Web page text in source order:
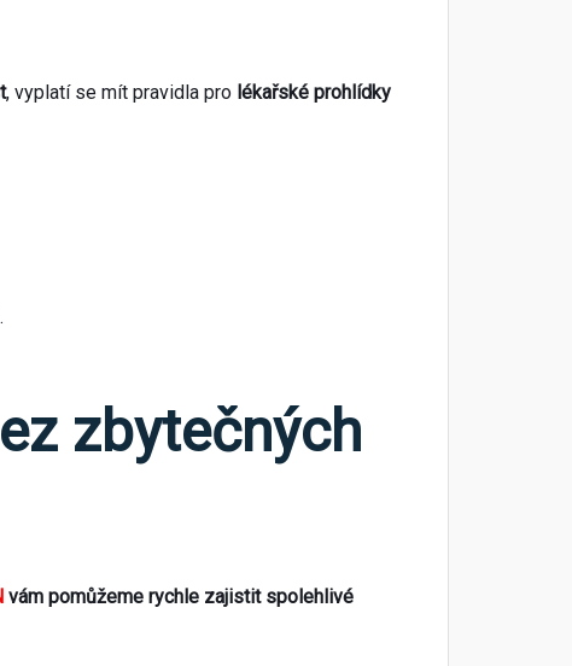
, vyplatí se mít pravidla pro lékařské prohlídky
zbytečných
vám pomůžeme rychle zajistit spolehlivé